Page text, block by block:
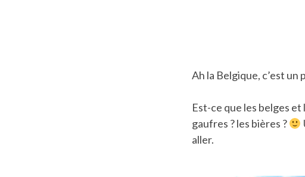
Ah la Belgique, c’est
Est-ce que les belges
gaufres ? les bières ?
aller.